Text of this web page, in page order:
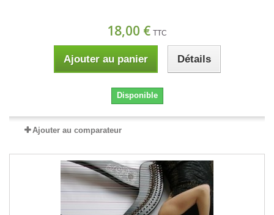
18,00 € TTC
Ajouter au panier Détails
Disponible
Ajouter au comparateur